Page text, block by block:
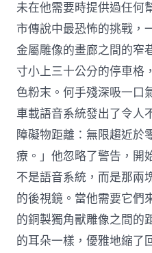
未在他需要時提供過任何
市傳說中最恐怖的挑戰，
金屬雕像的畫廊之間的窄
寸小上三十公分的停車格
色粉末。何手殘深吸一口
車載語音系統發出了令人
障礙物距離：無限趨近於
療。」他忽略了警告，開
不是語音系統，而是那兩
的後視鏡。當他需要它們
的銅製獨角獸雕像之間的
的耳朵一樣，優雅地縮了